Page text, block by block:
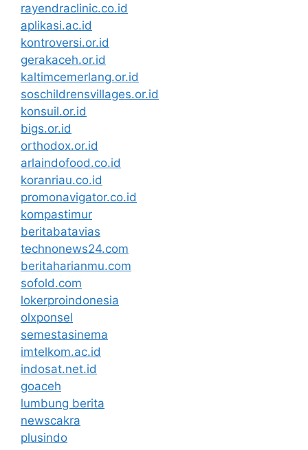
rayendraclinic.co.id
aplikasi.ac.id
kontroversi.or.id
gerakaceh.or.id
kaltimcemerlang.or.id
soschildrensvillages.or.id
konsuil.or.id
bigs.or.id
orthodox.or.id
arlaindofood.co.id
koranriau.co.id
promonavigator.co.id
kompastimur
beritabatavias
technonews24.com
beritaharianmu.com
sofold.com
lokerproindonesia
olxponsel
semestasinema
imtelkom.ac.id
indosat.net.id
goaceh
lumbung berita
newscakra
plusindo